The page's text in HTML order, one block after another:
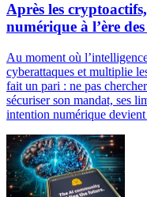
Après les
numérique à l’ère
Au moment où
cyberattaques et multiplie
fait un pari : ne pas
sécuriser son mandat, ses
intention numérique devient